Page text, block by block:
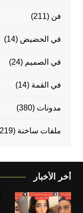
فن (211)
في الحضيض (14)
في الصميم (24)
في القمة (14)
مدونات (380)
ملفات ساخنة (8٬219)
أخر الأخبار